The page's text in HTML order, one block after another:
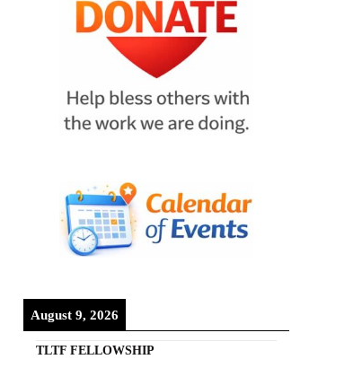
August 9, 2026
TLTF FELLOWSHIP